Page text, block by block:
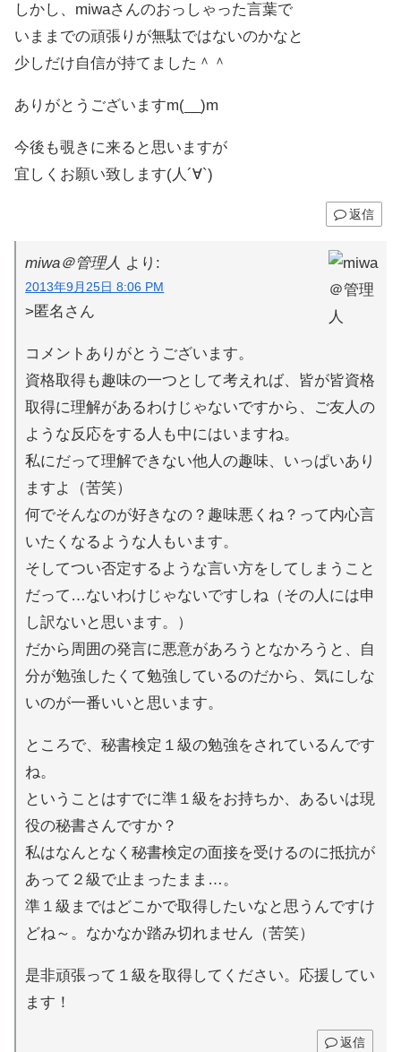
しかし、miwaさんのおっしゃった言葉で
いままでの頑張りが無駄ではないのかなと
少しだけ自信が持てました＾＾
ありがとうございますm(__)m
今後も覗きに来ると思いますが
宜しくお願い致します(人´∀`)
返信
miwa＠管理人 より:
2013年9月25日 8:06 PM
>匿名さん
コメントありがとうございます。
資格取得も趣味の一つとして考えれば、皆が皆資格
取得に理解があるわけじゃないですから、ご友人の
ような反応をする人も中にはいますね。
私にだって理解できない他人の趣味、いっぱいあり
ますよ（苦笑）
何でそんなのが好きなの？趣味悪くね？って内心言
いたくなるような人もいます。
そしてつい否定するような言い方をしてしまうこと
だって…ないわけじゃないですしね（その人には申
し訳ないと思います。）
だから周囲の発言に悪意があろうとなかろうと、自
分が勉強したくて勉強しているのだから、気にしな
いのが一番いいと思います。
ところで、秘書検定１級の勉強をされているんです
ね。
ということはすでに準１級をお持ちか、あるいは現
役の秘書さんですか？
私はなんとなく秘書検定の面接を受けるのに抵抗が
あって２級で止まったまま…。
準１級まではどこかで取得したいなと思うんですけ
どね～。なかなか踏み切れません（苦笑）
是非頑張って１級を取得してください。応援してい
ます！
返信